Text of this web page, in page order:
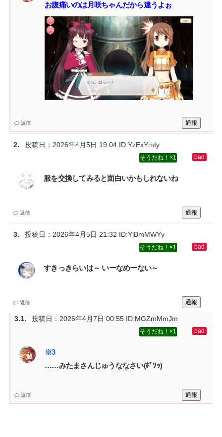
お腹痛いのは月咲ちゃんだから違うよぉ
通報
返信
投稿日：2026年4月5日 19:04 ID:YzExYmIy
1
服を交換してみると面白いかもしれないね
通報
返信
投稿日： 2026年4月5日 21:32 ID:YjBmMWYy
1
すきっきらいは～ いーなめーない～
通報
返信
投稿日： 2026年4月7日 00:55 ID:MGZmMmJm
1
……みたまさんじゅうななさい(ﾎﾞｿｯ)
通報
返信